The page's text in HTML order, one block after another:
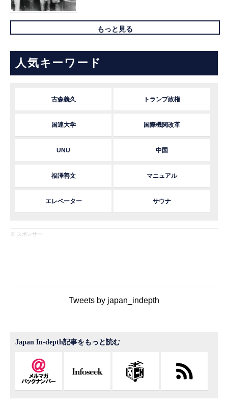
もっと見る
人気キーワード
古森義久 トランプ政権
国連大学 国際機関改革
UNU 中国
福澤善文 マニュアル
エレベーター サウナ
※ スポンサー
Tweets by japan_indepth
Japan In-depth記事をもっと読む